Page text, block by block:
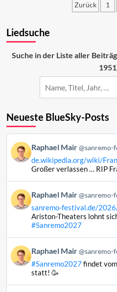
zurück
Zurück 1
Liedsuche
Suche in der Liste aller
Neueste BlueSky-Posts
Beitrag
von
Raphael
Bluesky
ansehen
Raphael Mair @sanremo-
de.wikipedia.org/wiki/
Großer verlassen … RIP
Beitrag
von
Raphael
ansehen
Raphael Mair @sanremo-
sanremo-festival.de/
Ariston-Theaters lohnt
#Sanremo2027
Beitrag
von
Raphael
Raphael Mair @sanremo-
#Sanremo2027findet vom
statt! 🥳